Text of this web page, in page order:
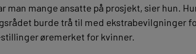
man mange ansatte på prosjekt, sier hun.
burde trå til med ekstrabevilgninger
øremerket for kvinner.